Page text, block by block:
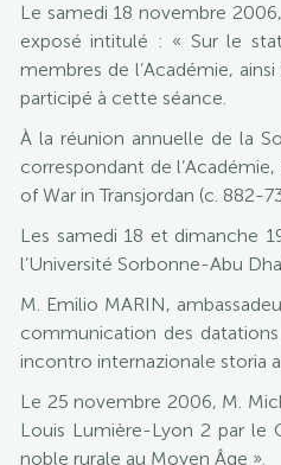
Le samedi 18 novembre
exposé intitulé : « Sur le
membres de l’Académie,
participé à cette séance.
À la réunion annuelle de la
correspondant de
of War in Transjordan (c. 882-
Les samedi 18 et dimanche
l’Université Sorbonne-Abu
M. Emilio MARIN,
communication des
incontro internazionale storia
Le 25 novembre 2006, M.
Louis Lumière-Lyon 2 par le
noble rurale au Moyen Âge ».